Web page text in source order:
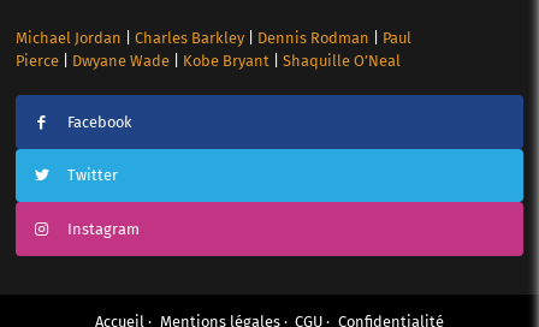
Michael Jordan Charles Barkley| Dennis Rodman
Paul
Pierce| Dwyane Wade| Kobe Bryant Shaquille O’Neal
Facebook
Twitter
Instagram
Accueil Mentions légales CGU Confidentialité